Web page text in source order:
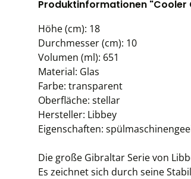
Produktinformationen "Cooler
Höhe (cm): 18
Durchmesser (cm): 10
Volumen (ml): 651
Material: Glas
Farbe: transparent
Oberfläche: stellar
Hersteller: Libbey
Eigenschaften:
Die große Gibraltar Serie von
Es zeichnet sich durch seine